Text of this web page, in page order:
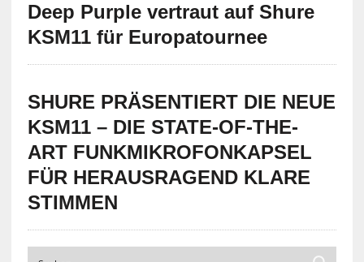
Deep Purple vertraut auf Shure
KSM11 für Europatournee
SHURE PRÄSENTIERT DIE NEUE
KSM11 – DIE STATE-OF-THE-
ART FUNKMIKROFONKAPSEL
FÜR HERAUSRAGEND KLARE
STIMMEN